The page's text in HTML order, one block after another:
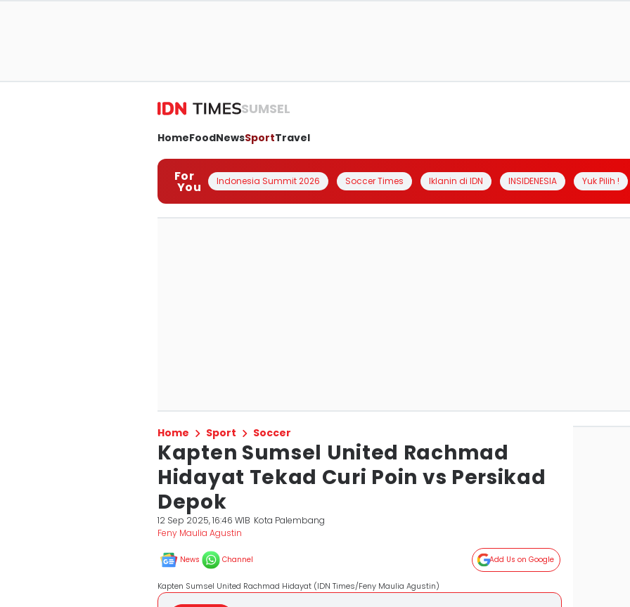
SUMSEL
HomeFoodNewsSportTravel
For
You Indonesia Summit 2026 Soccer Times Iklanin di IDN INSIDENESIA Yuk Pilih !
Home Sport Soccer
Kapten Sumsel United Rachmad
Hidayat Tekad Curi Poin vs Persikad
Depok
12 Sep 2025, 16:46 WIB Kota Palembang
Feny Maulia Agustin
News Channel Add Us on Google
Kapten Sumsel United Rachmad Hidayat (IDN Times/Feny Maulia Agustin)